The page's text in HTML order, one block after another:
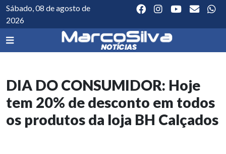
Sábado, 08 de agosto de
2026
DIA DO CONSUMIDOR: Hoje
tem 20% de desconto em todos
os produtos da loja BH Calçados